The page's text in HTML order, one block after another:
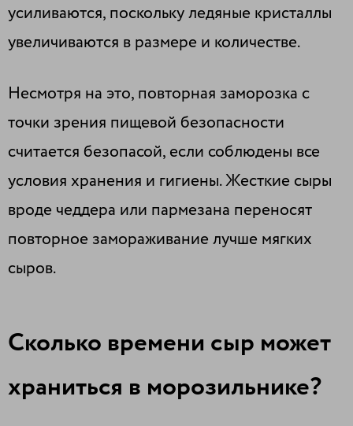
усиливаются, поскольку ледяные кристаллы
увеличиваются в размере и количестве.
Несмотря на это, повторная заморозка с
точки зрения пищевой безопасности
считается безопасой, если соблюдены все
условия хранения и гигиены. Жесткие сыры
вроде чеддера или пармезана переносят
повторное замораживание лучше мягких
сыров.
Сколько времени сыр может
храниться в морозильнике?